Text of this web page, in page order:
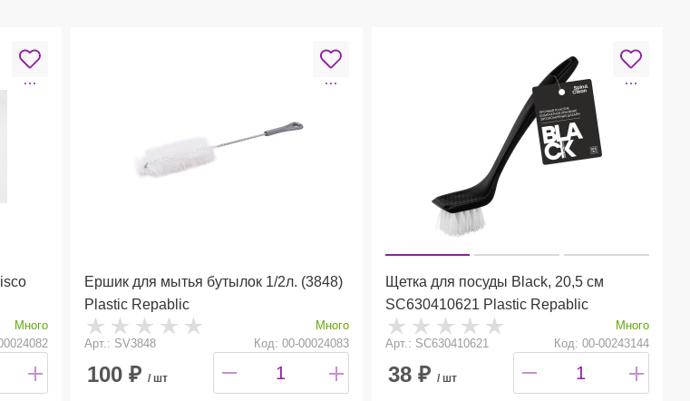
Много
Ершик для мытья бутылок 1/2л. (3848)
Plastic Repablic
Много
Арт.: SV3848
Код: 00-00024083
100 ₽ / шт
Щетка для посуды Black, 20,5 см
SC630410621 Plastic Repablic
Много
Арт.: SC630410621
Код: 00-00243144
38₽ / шт